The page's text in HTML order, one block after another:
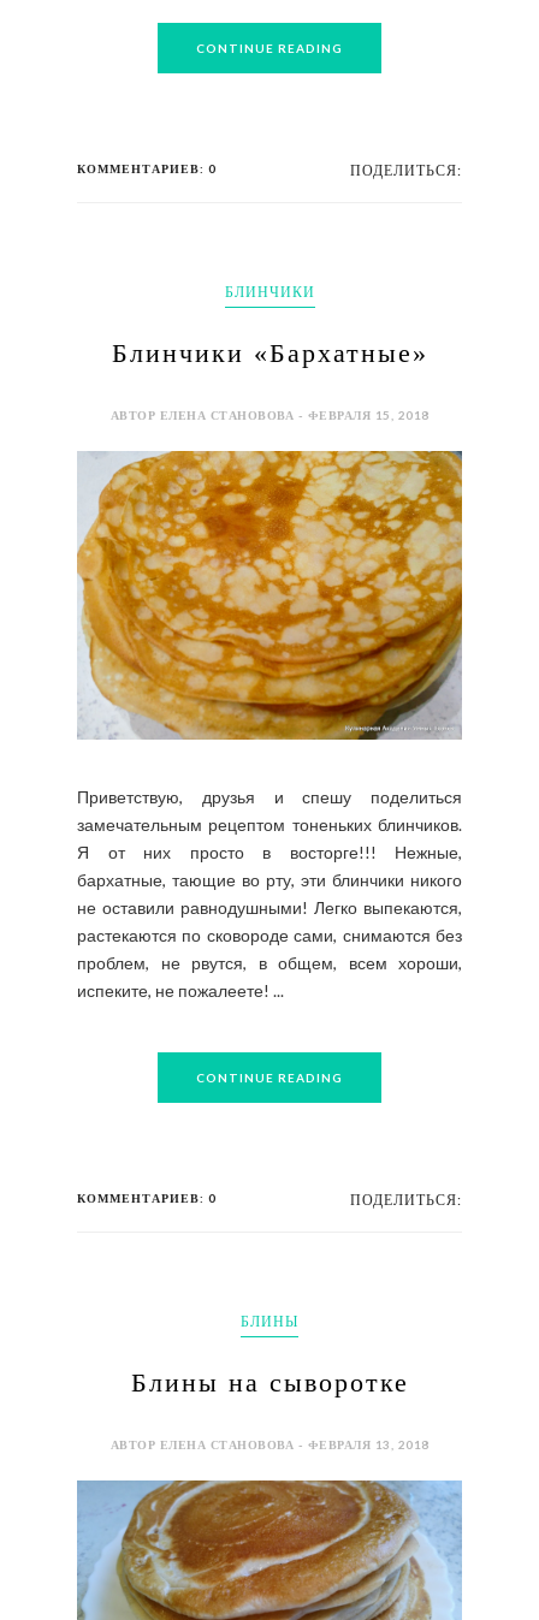
CONTINUE READING
КОММЕНТАРИЕВ: 0 ПОДЕЛИТЬСЯ:
БЛИНЧИКИ
Блинчики «Бархатные»
АВТОР ЕЛЕНА СТАНОВОВА - ФЕВРАЛЯ 15, 2018
Приветствую, друзья и спешу поделиться
замечательным рецептом тоненьких блинчиков.
Я от них просто в восторге!!! Нежные,
бархатные, тающие во рту, эти блинчики никого
не оставили равнодушными! Легко выпекаются,
растекаются по сковороде сами, снимаются без
проблем, не рвутся, в общем, всем хороши,
испеките, не пожалеете! ...
CONTINUE READING
КОММЕНТАРИЕВ: 0 ПОДЕЛИТЬСЯ:
БЛИНЫ
Блины на сыворотке
АВТОР ЕЛЕНА СТАНОВОВА - ФЕВРАЛЯ 13, 2018